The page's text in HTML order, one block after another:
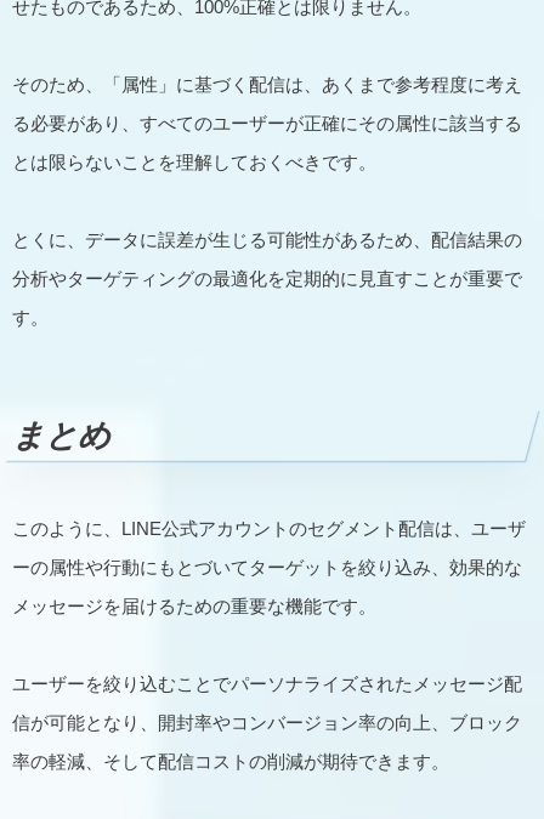
せたものであるため、100%正確とは限りません。
そのため、「属性」に基づく配信は、あくまで参考程度に考え
る必要があり、すべてのユーザーが正確にその属性に該当する
とは限らないことを理解しておくべきです。
とくに、データに誤差が生じる可能性があるため、配信結果の
分析やターゲティングの最適化を定期的に見直すことが重要で
す。
まとめ
このように、LINE公式アカウントのセグメント配信は、ユーザ
ーの属性や行動にもとづいてターゲットを絞り込み、効果的な
メッセージを届けるための重要な機能です。
ユーザーを絞り込むことでパーソナライズされたメッセージ配
信が可能となり、開封率やコンバージョン率の向上、ブロック
率の軽減、そして配信コストの削減が期待できます。